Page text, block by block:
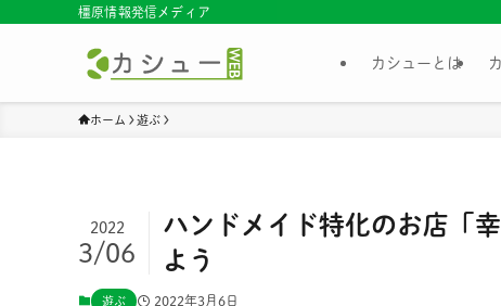
橿原情報発信メディア
カシューとは
ホーム 遊ぶ
ハンドメイド特化のお店「
よう
2022
3/06
遊ぶ 2022年3月6日